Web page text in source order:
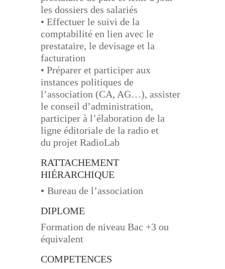
les dossiers des salariés
• Effectuer le suivi de la
comptabilité en lien avec le
prestataire, le devisage et la
facturation
• Préparer et participer aux
instances politiques de
l’association (CA, AG…), assister
le conseil d’administration,
participer à l’élaboration de la
ligne éditoriale de la radio et
du projet RadioLab
RATTACHEMENT
HIÉRARCHIQUE
• Bureau de l’association
DIPLOME
Formation de niveau Bac +3 ou
équivalent
COMPETENCES